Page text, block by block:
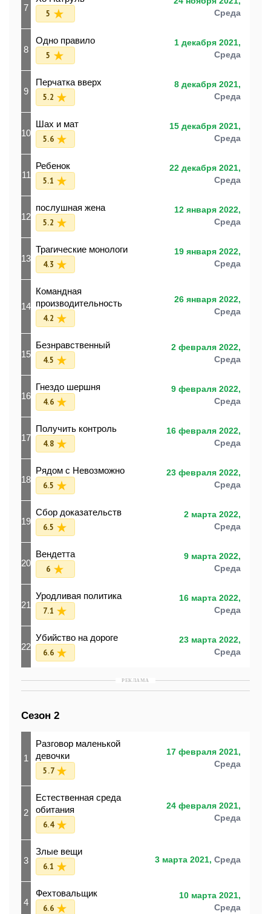
7
5
Среда
8
Одно правило
5
1 декабря 2021,
Среда
9
Перчатка вверх
5.2
8 декабря 2021,
Среда
10
Шах и мат
5.6
15 декабря 2021,
Среда
11
Ребенок
5.1
22 декабря 2021,
Среда
12
послушная жена
5.2
12 января 2022,
Среда
13
Трагические монологи
4.3
19 января 2022,
Среда
14
Командная
производительность
4.2
26 января 2022,
Среда
15
Безнравственный
4.5
2 февраля 2022,
Среда
16
Гнездо шершня
4.6
9 февраля 2022,
Среда
17
Получить контроль
4.8
16 февраля 2022,
Среда
18
Рядом с Невозможно
6.5
23 февраля 2022,
Среда
19
Сбор доказательств
6.5
2 марта 2022,
Среда
20
Вендетта
6
9 марта 2022,
Среда
21
Уродливая политика
7.1
16 марта 2022,
Среда
22
Убийство на дороге
6.6
23 марта 2022,
Среда
РЕКЛАМА
Сезон 2
1
Разговор маленькой
девочки
5.7
17 февраля 2021,
Среда
2
Естественная среда
обитания
6.4
24 февраля 2021,
Среда
3
Злые вещи
6.1
3 марта 2021, Среда
4
Фехтовальщик
6.6
10 марта 2021,
Среда